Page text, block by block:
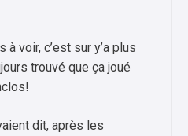
à voir, c’est sur y’a plus
trouvé que ça joué
dit, après les